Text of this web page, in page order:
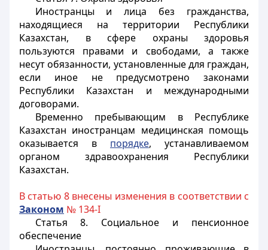
Иностранцы и лица без гражданства,
находящиеся на территории Республики
Казахстан, в сфере охраны здоровья
пользуются правами и свободами, а также
несут обязанности, установленные для граждан,
если иное не предусмотрено законами
Республики Казахстан и международными
договорами.
Временно пребывающим в Республике
Казахстан иностранцам медицинская помощь
оказывается в порядке, устанавливаемом
органом здравоохранения Республики
Казахстан.
В статью 8 внесены изменения в соответствии с
Законом № 134-I
Статья 8. Социальное и пенсионное
обеспечение